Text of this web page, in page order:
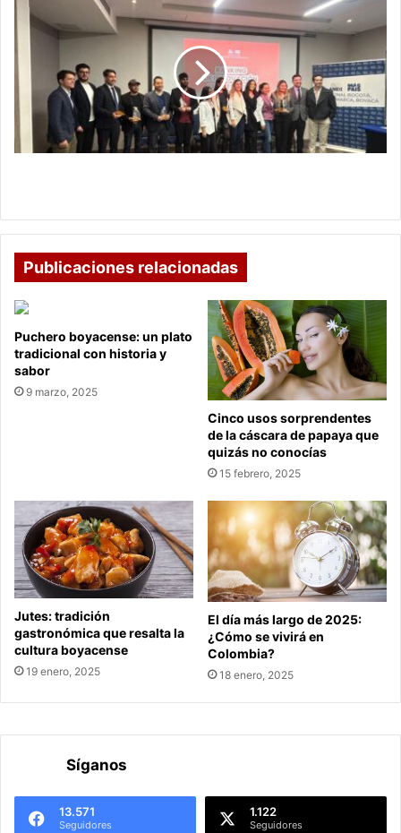
son
empresas
innovadoras
Colombia
Publicaciones relacionadas
Puchero boyacense: un plato
tradicional con historia y
sabor
9 marzo, 2025
Cinco usos sorprendentes
de la cáscara de papaya que
quizás no conocías
15 febrero, 2025
Jutes: tradición
gastronómica que resalta la
cultura boyacense
19 enero, 2025
El día más largo de 2025:
¿Cómo se vivirá en
Colombia?
18 enero, 2025
Síganos
13.571
Seguidores
1.122
Seguidores